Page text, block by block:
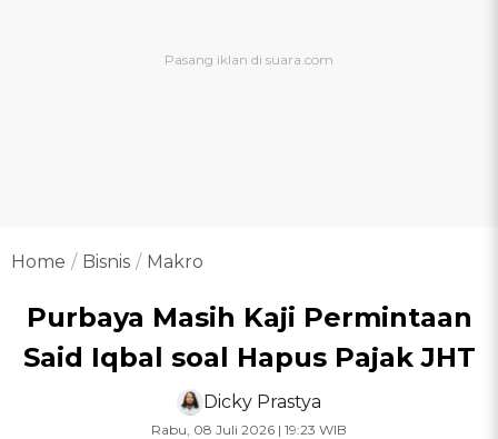
Home Bisnis Makro
Purbaya Masih Kaji Permintaan
Said Iqbal soal Hapus Pajak JHT
Dicky Prastya
Rabu, 08 Juli 2026 | 19:23 WIB